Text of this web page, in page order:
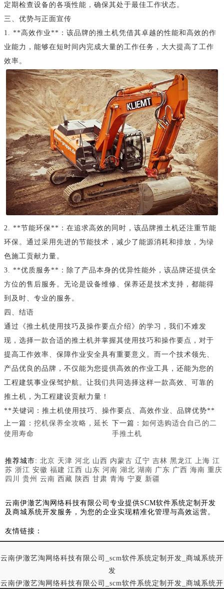
定期检查设备的各项性能，确保其处于最佳工作状态。
三、优势与正面宣传
1. **高效作业**：该品牌的推土机凭借其卓越的性能和高效的作
业能力，能够在短时间内完成大量的工作任务，大大提高了工作
效率。
2. **节能环保**：在追求高效的同时，该品牌推土机还注重节能
环保。通过采用先进的节能技术，减少了能源消耗和排放，为绿
色施工贡献力量。
3. **优质服务**：除了产品本身的优异性能外，该品牌还提供全
方位的售后服务。无论是设备维修、保养还是技术支持，都能得
到及时、专业的服务。
四、结语
通过《推土机使用技巧及操作要点介绍》的学习，我们不难发
现，选择一款合适的推土机并掌握其使用技巧和操作要点，对于
提高工作效率、保障作业安全具有重要意义。而一个技术领先、
产品优良的品牌，不仅能为您提供高效的作业工具，还能为您的
工程建筑事业保驾护航。让我们共同选择这样一款高效、可靠的
推土机，为工程建设贡献力量！
**关键词：推土机使用技巧、操作要点、高效作业、品牌优势**
上一篇： 挖机保养全攻略，延长
使用寿命
下一篇： 如何选购适合自己的二
手推土机
推荐城市: 北京 天津 河北 山西 内蒙古 辽宁 吉林 黑龙江 上海 江
苏 浙江 安徽 福建 江西 山东 河南 湖北 湖南 广东 广西 海南 重庆
四川
贵州 云南 西藏 陕西 甘肃 青海 宁夏 新疆
云南伊澈艺淘网络科技有限公司专业提供SCM软件系统定制开发
及商城系统开发服务，为您的企业实现精准化管理与高效运营。
友情链接：
云南伊澈艺淘网络科技有限公司_scm软件系统定制开发_商城系统开
发
云南伊澈艺淘网络科技有限公司_scm软件系统定制开发_商城系统开